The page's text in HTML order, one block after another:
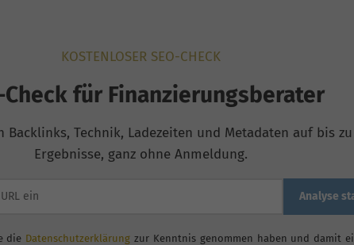
KOSTENLOSER SEO-CHECK
Check für Finanzierungsberater
Backlinks, Technik, Ladezeiten und Metadaten auf bis
Ergebnisse, ganz ohne Anmeldung.
Analyse
die Datenschutzerklärung zur Kenntnis genommen haben und damit